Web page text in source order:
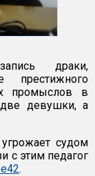
драки,
престижного
промыслов в
две девушки, а
судом
с этим педагог
.